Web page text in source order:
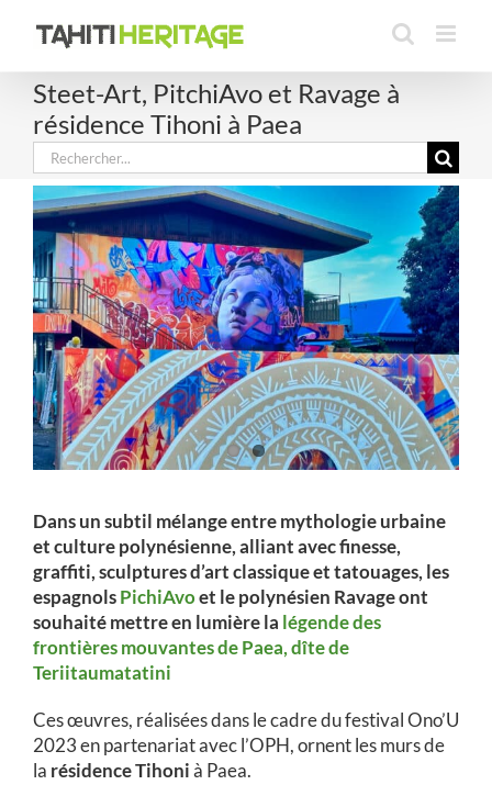
Steet-Art, PitchiAvo et Ravage à
résidence Tihoni à Paea
Rechercher:
Dans un subtil mélange entre mythologie urbaine
et culture polynésienne, alliant avec finesse,
graffiti, sculptures d’art classique et tatouages, les
espagnolsPichiAvoet le polynésien Ravage ont
souhaité mettre en lumière la légende des
frontières mouvantes de Paea, dîte de
Teriitaumatatini
Ces œuvres, réalisées dans le cadre du festival Ono’U
2023 en partenariat avec l’OPH, ornent les murs de
la résidence Tihonià Paea.